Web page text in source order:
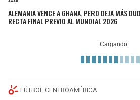
ALEMANIA VENCE A GHANA, PERO DEJA MÁS
RECTA FINAL PREVIO AL MUNDIAL 2026
FÚTBOL CENTROAMÉRICA